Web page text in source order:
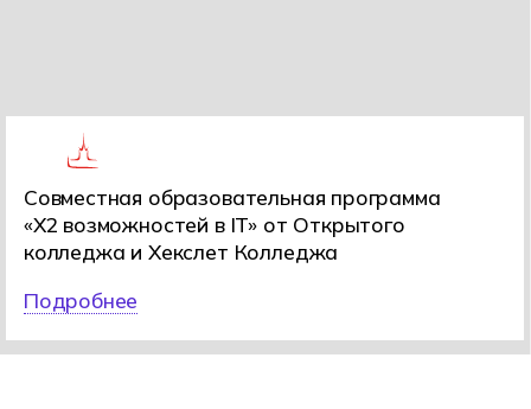
Виртуальная реальность
(VR) и дополненная
Разработчики игр и виртуальных
технологий создают цифровые миры для
бизнеса и индустрии развлечений. Это
не просто игры — это целый мир
возможностей!